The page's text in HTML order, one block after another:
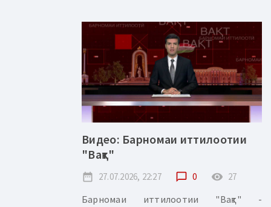
Видео: Барномаи иттилоотии
"Вақт"
date_range 27.07.2026, 22:27 chat_bubble_outline 0 remove_red_eye 27
Барномаи иттилоотии "Вақт" -